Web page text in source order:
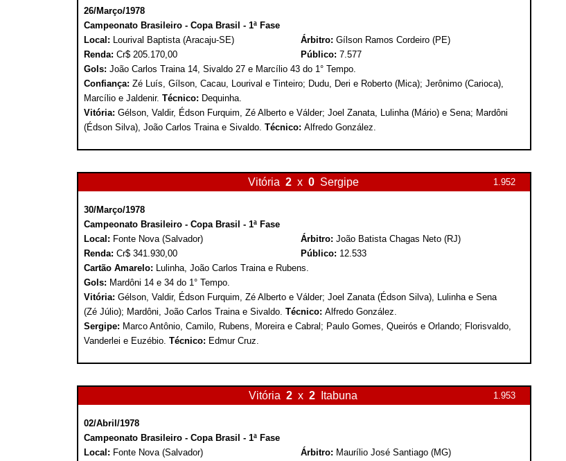
26/Março/1978
Campeonato Brasileiro - Copa Brasil - 1ª Fase
Local: Lourival Baptista (Aracaju-SE) Árbitro: Gílson Ramos Cordeiro (PE)
Renda: Cr$ 205.170,00 Público: 7.577
Gols: João Carlos Traina 14, Sivaldo 27 e Marcílio 43 do 1° Tempo.
Confiança: Zé Luís, Gílson, Cacau, Lourival e Tinteiro; Dudu, Deri e Roberto (Mica); Jerônimo (Carioca),
Marcílio e Jaldenir. Técnico: Dequinha.
Vitória: Gélson, Valdir, Édson Furquim, Zé Alberto e Válder; Joel Zanata, Lulinha (Mário) e Sena; Mardôni
(Édson Silva), João Carlos Traina e Sivaldo. Técnico: Alfredo González.
Vitória 2 x 0 Sergipe 1.952
30/Março/1978
Campeonato Brasileiro - Copa Brasil - 1ª Fase
Local: Fonte Nova (Salvador) Árbitro: João Batista Chagas Neto (RJ)
Renda: Cr$ 341.930,00 Público: 12.533
Cartão Amarelo: Lulinha, João Carlos Traina e Rubens.
Gols: Mardôni 14 e 34 do 1° Tempo.
Vitória: Gélson, Valdir, Édson Furquim, Zé Alberto e Válder; Joel Zanata (Édson Silva), Lulinha e Sena
(Zé Júlio); Mardôni, João Carlos Traina e Sivaldo. Técnico: Alfredo González.
Sergipe: Marco Antônio, Camilo, Rubens, Moreira e Cabral; Paulo Gomes, Queirós e Orlando; Florisvaldo,
Vanderlei e Euzébio. Técnico: Edmur Cruz.
Vitória 2 x 2 Itabuna 1.953
02/Abril/1978
Campeonato Brasileiro - Copa Brasil - 1ª Fase
Local: Fonte Nova (Salvador) Árbitro: Maurílio José Santiago (MG)